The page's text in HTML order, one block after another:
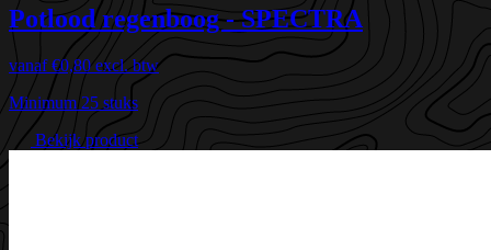
Potlood regenboog - SPECTRA
vanaf€0,80excl. btw
Minimum 25 stuks
Bekijk product